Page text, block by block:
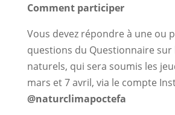
Comment participer
Vous devez répondre à une ou
questions du Questionnaire sur
naturels, qui sera soumis les
mars et 7 avril, via le compte
@naturclimapoctefa